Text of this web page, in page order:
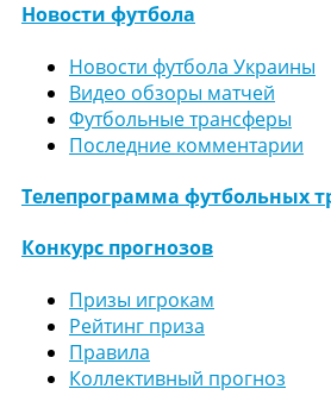
Новости футбола
Новости футбола Украины
Видео обзоры матчей
Футбольные трансферы
Последние комментарии
Телепрограмма футбольных
Конкурс прогнозов
Призы игрокам
Рейтинг приза
Правила
Коллективный прогноз